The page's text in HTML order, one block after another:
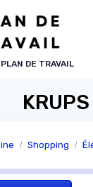
DE TRAVAIL
KRUPS
Shopping